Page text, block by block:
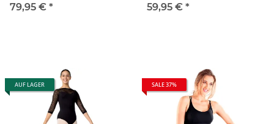
79,95 € *
59,95 € *
AUF LAGER SALE 37%